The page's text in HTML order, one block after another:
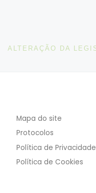
Mapa do site
Protocolos
Política de Privacidade
Política de Cookies